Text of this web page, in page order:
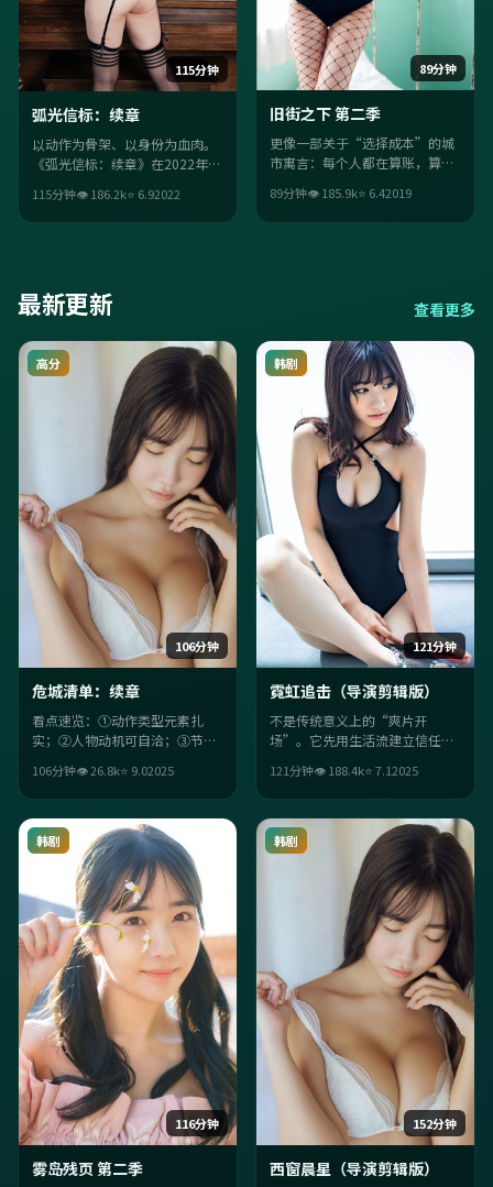
115分钟
弧光信标：续章
以动作为骨架、以身份为血肉。
《弧光信标：续章》在2022年的
与人物关系的可信度。
115分钟👁186.2k⭐ 6.92022
89分钟
旧街之下 第二季
更像一部关于“选择成本”的城
市寓言：每个人都在算账，算到
国台湾背景让语境更落地。
89分钟👁185.9k⭐ 6.42019
最新更新 查看更多
106分钟
高分
危城清单：续章
看点速览：①动作类型元素扎
实；②人物动机可自洽；③节奏
大陆气质与年代细节加分。
106分钟👁26.8k⭐ 9.02025
121分钟
韩剧
霓虹追击（导演剪辑版）
不是传统意义上的“爽片开
场”。它先用生活流建立信任，
区；毕赣的调度让每场戏都“有
目的”。
121分钟👁188.4k⭐7.12025
116分钟
韩剧
雾岛残页 第二季
152分钟
韩剧
西窗晨星（导演剪辑版）